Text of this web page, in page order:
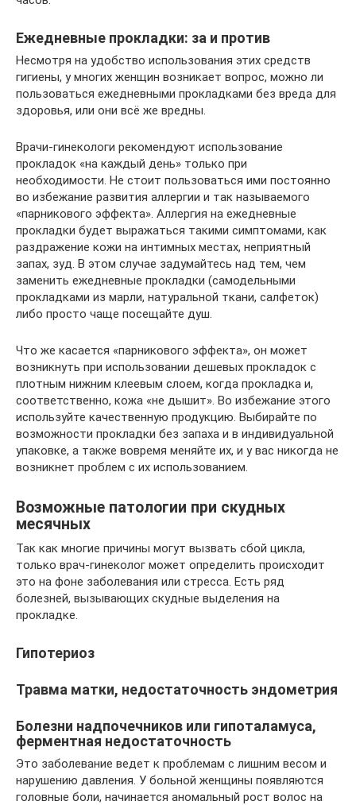
Ежедневные прокладки: за и против
Несмотря на удобство использования этих средств
гигиены, у многих женщин возникает вопрос, можно ли
пользоваться ежедневными прокладками без вреда для
здоровья, или они всё же вредны.
Врачи-гинекологи рекомендуют использование
прокладок «на каждый день» только при
необходимости. Не стоит пользоваться ими постоянно
во избежание развития аллергии и так называемого
«парникового эффекта». Аллергия на ежедневные
прокладки будет выражаться такими симптомами, как
раздражение кожи на интимных местах, неприятный
запах, зуд. В этом случае задумайтесь над тем, чем
заменить ежедневные прокладки (самодельными
прокладками из марли, натуральной ткани, салфеток)
либо просто чаще посещайте душ.
Что же касается «парникового эффекта», он может
возникнуть при использовании дешевых прокладок с
плотным нижним клеевым слоем, когда прокладка и,
соответственно, кожа «не дышит». Во избежание этого
используйте качественную продукцию. Выбирайте по
возможности прокладки без запаха и в индивидуальной
упаковке, а также вовремя меняйте их, и у вас никогда не
возникнет проблем с их использованием.
Возможные патологии при скудных
месячных
Так как многие причины могут вызвать сбой цикла,
только врач-гинеколог может определить происходит
это на фоне заболевания или стресса. Есть ряд
болезней, вызывающих скудные выделения на
прокладке.
Гипотериоз
Травма матки, недостаточность эндометрия
Болезни надпочечников или гипоталамуса,
ферментная недостаточность
Это заболевание ведет к проблемам с лишним весом и
нарушению давления. У больной женщины появляются
головные боли, начинается аномальный рост волос на